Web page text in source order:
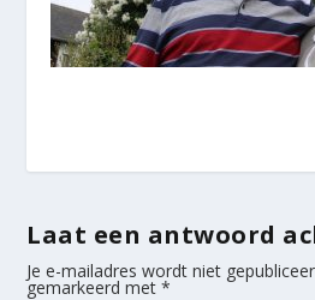
Laat een antwoord
Je e-mailadres wordt niet
gemarkeerd met*